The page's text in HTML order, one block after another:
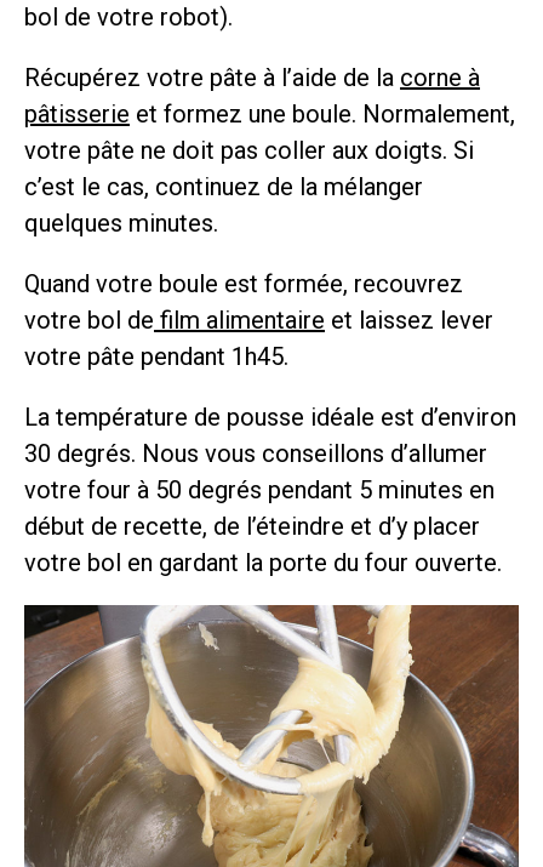
bol de votre robot).
Récupérez votre pâte à l’aide de la corne à
pâtisserie et formez une boule. Normalement,
votre pâte ne doit pas coller aux doigts. Si
c’est le cas, continuez de la mélanger
quelques minutes.
Quand votre boule est formée, recouvrez
votre bol de film alimentaire et laissez lever
votre pâte pendant 1h45.
La température de pousse idéale est d’environ
30 degrés. Nous vous conseillons d’allumer
votre four à 50 degrés pendant 5 minutes en
début de recette, de l’éteindre et d’y placer
votre bol en gardant la porte du four ouverte.